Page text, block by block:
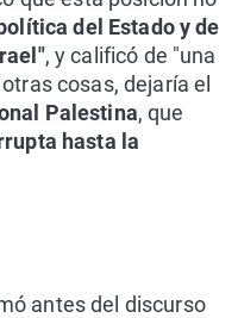
del Estado y de
, y calificó de "una
cosas, dejaría el
Palestina, que
hasta la
antes del discurso